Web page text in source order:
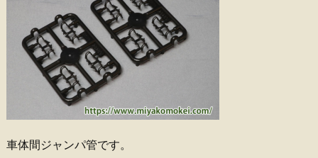
車体間ジャンパ管です。